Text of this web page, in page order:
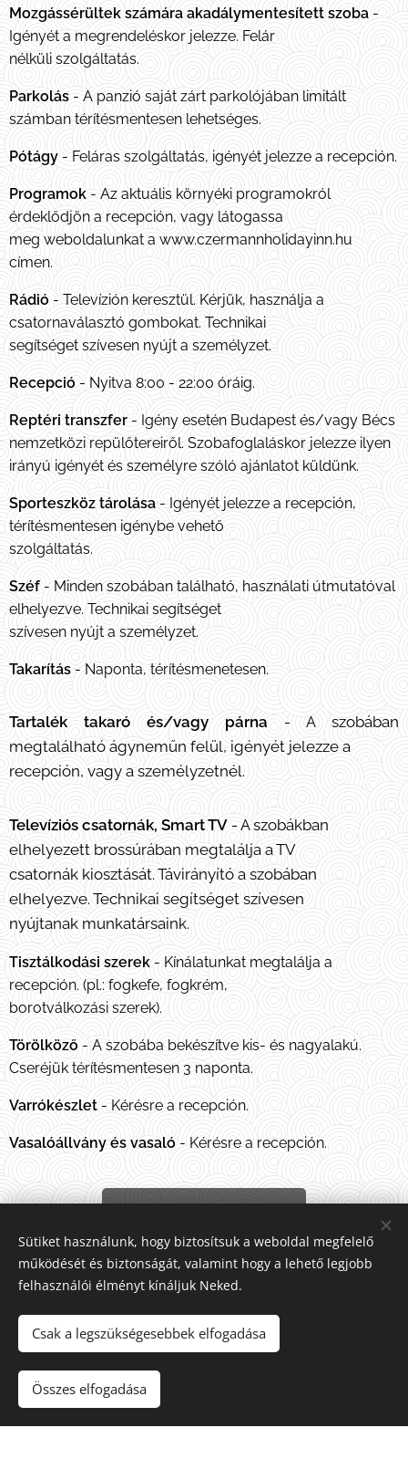
Mozgássérültek számára akadálymentesített szoba -
Igényét a megrendeléskor jelezze. Felár
nélküli szolgáltatás.
Parkolás - A panzió saját zárt parkolójában limitált
számban térítésmentesen lehetséges.
Pótágy - Feláras szolgáltatás, igényét jelezze a recepción.
Programok - Az aktuális környéki programokról
érdeklődjön a recepción, vagy látogassa
meg weboldalunkat a www.czermannholidayinn.hu
címen.
Rádió - Televízión keresztül. Kérjük, használja a
csatornaválasztó gombokat. Technikai
segítséget szívesen nyújt a személyzet.
Recepció - Nyitva 8:00 - 22:00 óráig.
Reptéri transzfer - Igény esetén Budapest és/vagy Bécs
nemzetközi repülőtereiről. Szobafoglaláskor jelezze ilyen
irányú igényét és személyre szóló ajánlatot küldünk.
Sporteszköz tárolása - Igényét jelezze a recepción,
térítésmentesen igénybe vehető
szolgáltatás.
Széf - Minden szobában található, használati útmutatóval
elhelyezve. Technikai segítséget
szívesen nyújt a személyzet.
Takarítás - Naponta, térítésmenetesen.
Tartalék takaró és/vagy párna - A szobában
megtalálható ágyneműn felül, igényét jelezze a
recepción, vagy a személyzetnél.
Televíziós csatornák, Smart TV - A szobákban
elhelyezett brossúrában megtalálja a TV
csatornák kiosztását. Távirányító a szobában
elhelyezve. Technikai segítséget szívesen
nyújtanak munkatársaink.
Tisztálkodási szerek - Kínálatunkat megtalálja a
recepción. (pl.: fogkefe, fogkrém,
borotválkozási szerek).
Törölköző - A szobába bekészítve kis- és nagyalakú.
Cseréjük térítésmentesen 3 naponta.
Varrókészlet - Kérésre a recepción.
Vasalóállvány és vasaló - Kérésre a recepción.
Az oldalt a
Sütiket használunk, hogy biztosítsuk a weboldal megfelelő
működését és biztonságát, valamint hogy a lehető legjobb
felhasználói élményt kínáljuk Neked.
Csak a legszükségesebbek elfogadása
Összes elfogadása